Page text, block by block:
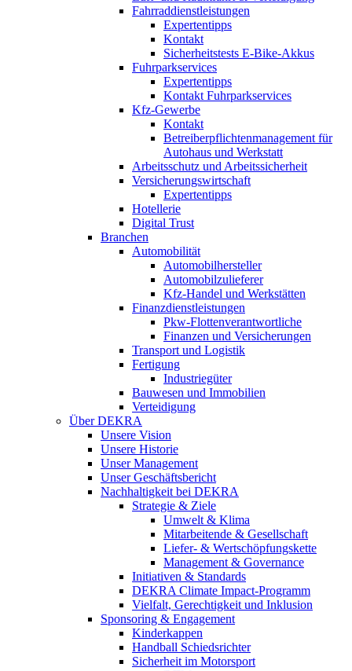
Fahrraddienstleistungen
Expertentipps
Kontakt
Sicherheitstests E-Bike-Akkus
Fuhrparkservices
Expertentipps
Kontakt Fuhrparkservices
Kfz-Gewerbe
Kontakt
Betreiberpflichtenmanagement für
Autohaus und Werkstatt
Arbeitsschutz und Arbeitssicherheit
Versicherungswirtschaft
Expertentipps
Hotellerie
Digital Trust
Branchen
Automobilität
Automobilhersteller
Automobilzulieferer
Kfz-Handel und Werkstätten
Finanzdienstleistungen
Pkw‑Flottenverantwortliche
Finanzen und Versicherungen
Transport und Logistik
Fertigung
Industriegüter
Bauwesen und Immobilien
Verteidigung
Über DEKRA
Unsere Vision
Unsere Historie
Unser Management
Unser Geschäftsbericht
Nachhaltigkeit bei DEKRA
Strategie & Ziele
Umwelt & Klima
Mitarbeitende & Gesellschaft
Liefer- & Wertschöpfungskette
Management & Governance
Initiativen & Standards
DEKRA Climate Impact-Programm
Vielfalt, Gerechtigkeit und Inklusion​
Sponsoring & Engagement
Kinderkappen
Handball Schiedsrichter
Sicherheit im Motorsport